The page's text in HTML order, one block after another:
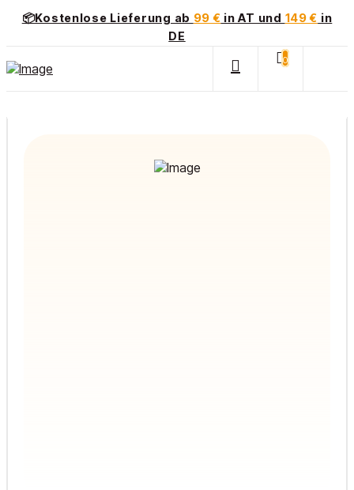
📦Kostenlose Lieferung ab 99 € in AT und 149 € in
DE
0